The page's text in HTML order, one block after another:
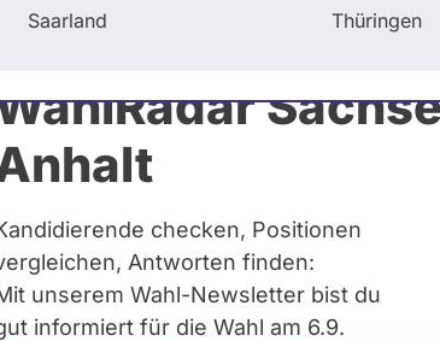
Saarland
Thüringen
checken, Positionen
Antworten finden:
unserem Wahl-Newsletter bist du
informiert für die Wahl am 6.9.
Frage an Peter Hintze bezüglich
Zum Profil
soziale Gruppen